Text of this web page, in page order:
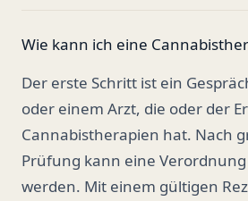
Wie kann ich eine
Der erste Schritt ist ein
oder einem Arzt, die oder der
Cannabistherapien hat. Nach
Prüfung kann eine
werden. Mit einem gültigen